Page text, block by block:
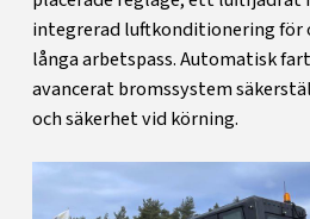
integrerad luftkonditionering
långa arbetspass. Automatisk
avancerat bromssystem
och säkerhet vid körning.